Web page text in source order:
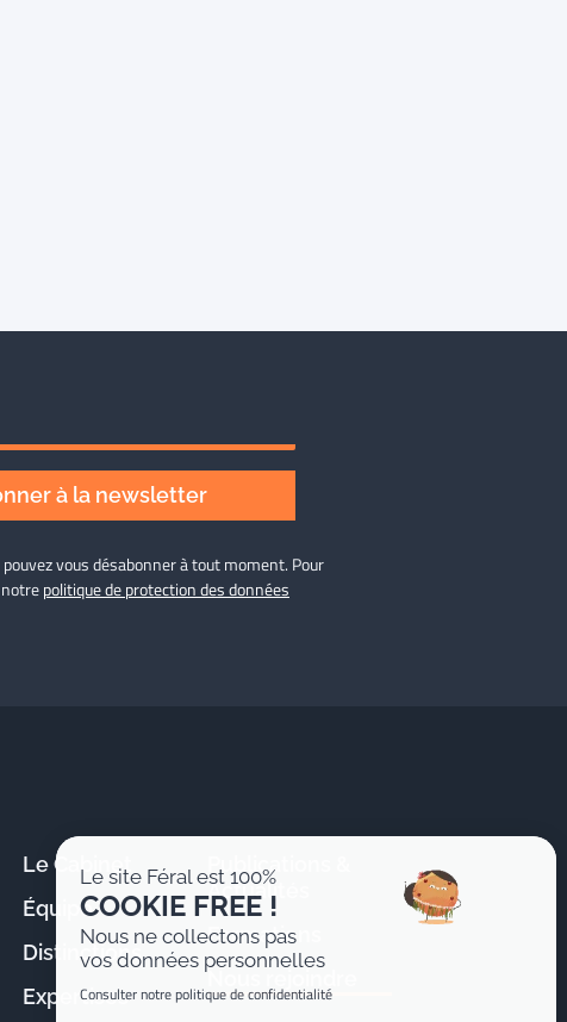
à la newsletter
vous désabonner à tout moment. Pour
politique de protection des données
Le Cabinet
Équipe
Distinctions
Expertises
Publications &
Actualités
Formations
Le site Féral est 100%
COOKIE FREE !
Nous ne collectons pas
vos données personnelles
Consulter notre politique de confidentialité